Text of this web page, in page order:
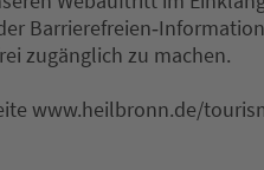
zugänglich zu machen.
www.heilbronn.de/